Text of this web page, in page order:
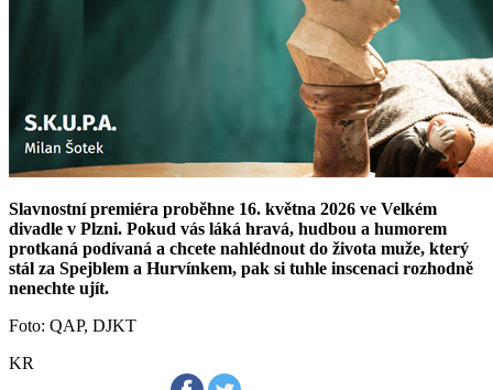
Slavnostní premiéra proběhne 16. května 2026 ve Velkém
divadle v Plzni. Pokud vás láká hravá, hudbou a humorem
protkaná podívaná a chcete nahlédnout do života muže, který
stál za Spejblem a Hurvínkem, pak si tuhle inscenaci rozhodně
nenechte ujít.
Foto: QAP, DJKT
KR